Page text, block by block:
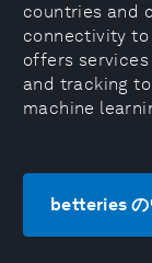
countries and
connectivity
offers
and tracking
machine
betteries の